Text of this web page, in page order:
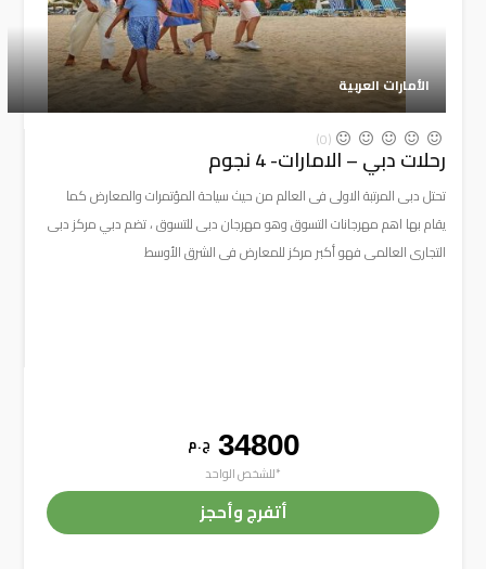
الأمارات العربية
(0)
رحلات دبي – الامارات- 4 نجوم
تحتل دبى المرتبة الاولى فى العالم من حيث سياحة المؤتمرات والمعارض كما
يقام بها اهم مهرجانات التسوق وهو مهرجان دبى للتسوق ، تضم دبي مركز دبى
التجارى العالمى فهو أكبر مركز للمعارض فى الشرق الأوسط
34800 ج . م
*للشخص الواحد
أتفرج وأحجز